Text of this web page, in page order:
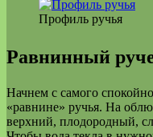
Профиль ручья
Равнинный
Начнем с самого
«равнине» ручья. На
верхний, плодородный,